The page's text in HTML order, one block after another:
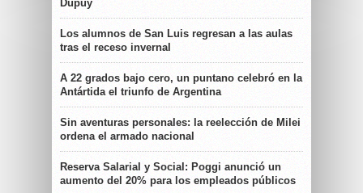
Dupuy
Los alumnos de San Luis regresan a las aulas
tras el receso invernal
A 22 grados bajo cero, un puntano celebró en la
Antártida el triunfo de Argentina
Sin aventuras personales: la reelección de Milei
ordena el armado nacional
Reserva Salarial y Social: Poggi anunció un
aumento del 20% para los empleados públicos